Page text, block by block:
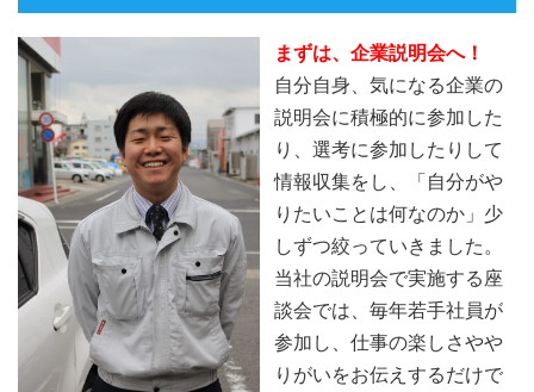
まずは、企業説明会へ！
自分自身、気になる企業の
説明会に積極的に参加した
り、選考に参加したりして
情報収集をし、「自分がや
りたいことは何なのか」少
しずつ絞っていきました。
当社の説明会で実施する座
談会では、毎年若手社員が
参加し、仕事の楽しさやや
りがいをお伝えするだけで